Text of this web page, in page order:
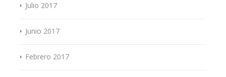
Julio 2017
Junio 2017
Febrero 2017